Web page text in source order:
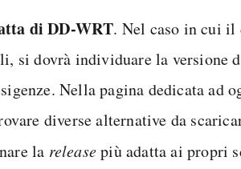
di DD-WRT. Nel caso in cui il
si dovrà individuare la versione
Nella pagina dedicata ad
diverse alternative da
la releasepiù adatta ai propri